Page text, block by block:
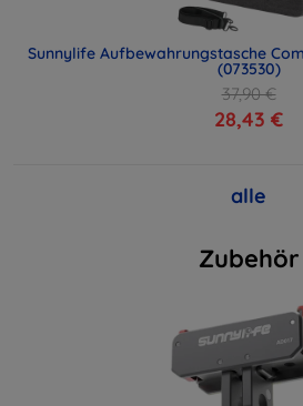
Sunnylife Aufbewahrungstasche
(073530)
37,90 €
28,43 €
alle
Zubehör